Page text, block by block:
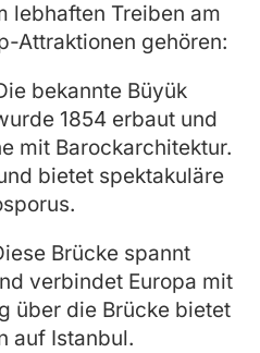
lebhaften Treiben am
Attraktionen gehören:
bekannte Büyük
1854 erbaut und
mit Barockarchitektur.
bietet spektakuläre
Brücke spannt
verbindet Europa mit
über die Brücke bietet
auf Istanbul.